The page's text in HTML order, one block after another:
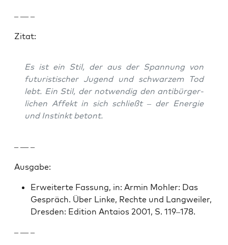
– — –
Zitat:
Es ist ein Stil, der aus der Span­nung von
futur­is­tis­ch­er Jugend und schwarzem Tod
lebt. Ein Stil, der notwendig den antibürg­er­
lichen Affekt in sich schließt – der Energie
und Instinkt betont.
– — –
Aus­gabe:
Erweit­erte Fas­sung, in: Armin Mohler: Das
Gespräch. Über Linke, Rechte und Lang­weil­er,
Dres­den: Edi­tion Antaios 2001, S. 119–178.
– — –